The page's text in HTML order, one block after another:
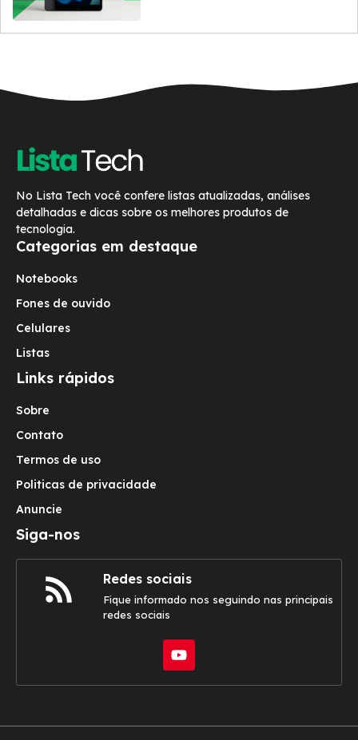
No Lista Tech você confere listas atualizadas, análises
detalhadas e dicas sobre os melhores produtos de
tecnologia.
Categorias em destaque
Notebooks
Fones de ouvido
Celulares
Listas
Links rápidos
Sobre
Contato
Termos de uso
Politicas de privacidade
Anuncie
Siga-nos
Redes sociais
Fique informado nos seguindo nas principais
redes sociais